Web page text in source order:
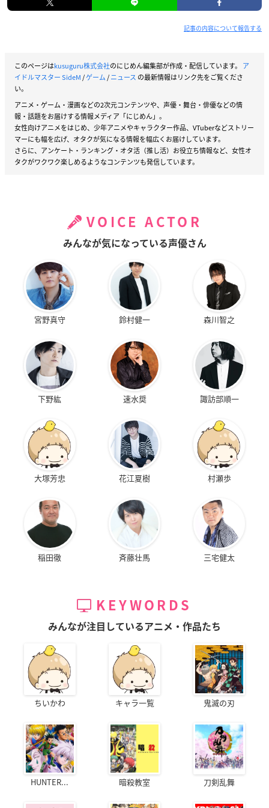
記事の内容について報告する
このページはkusuguru株式会社のにじめん編集部が作成・配信しています。 ア
イドルマスター SideM/ゲーム/ニュース の最新情報はリンク先をご覧くださ
い。
アニメ・ゲーム・漫画などの2次元コンテンツや、声優・舞台・俳優などの情
報・話題をお届けする情報メディア「にじめん」。
女性向けアニメをはじめ、少年アニメやキャラクター作品、VTuberなどストリー
マーにも幅を広げ、オタクが気になる情報を幅広くお届けしています。
さらに、アンケート・ランキング・オタ活（推し活）お役立ち情報など、女性オ
タクがワクワク楽しめるようなコンテンツも発信しています。
VOICE ACTOR
みんなが気になっている声優さん
宮野真守 鈴村健一 森川智之
下野紘 速水奨 諏訪部順一
大塚芳忠 花江夏樹 村瀬歩
稲田徹 斉藤壮馬 三宅健太
KEYWORDS
みんなが注目しているアニメ・作品たち
ちいかわ キャラ一覧 鬼滅の刃
HUNTER... 暗殺教室 刀剣乱舞